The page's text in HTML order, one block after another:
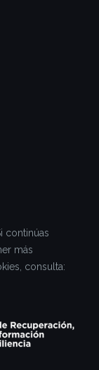
continúas
más
consulta: